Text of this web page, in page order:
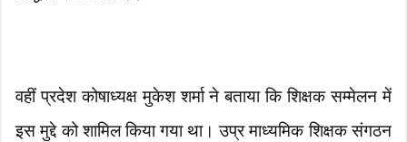
वहीं प्रदेश कोषाध्यक्ष मुकेश शर्मा ने बताया कि शिक्षक सम्मेलन में
इस मुद्दे को शामिल किया गया था। उप्र माध्यमिक शिक्षक संगठन